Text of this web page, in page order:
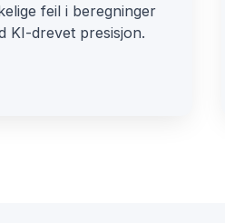
feil i beregninger
KI-drevet presisjon.